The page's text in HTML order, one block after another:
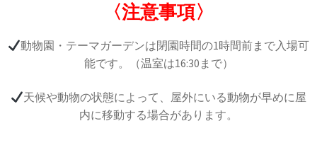
〈注意事項〉
動物園・テーマガーデンは閉園時間の1時間前まで入場可
能です。（温室は16:30まで）
天候や動物の状態によって、屋外にいる動物が早めに屋
内に移動する場合があります。